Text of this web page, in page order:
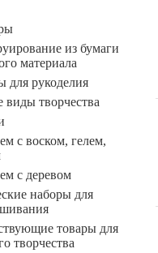
из бумаги
материала
для рукоделия
виды творчества
с воском, гелем,
с деревом
наборы для
товары для
творчества